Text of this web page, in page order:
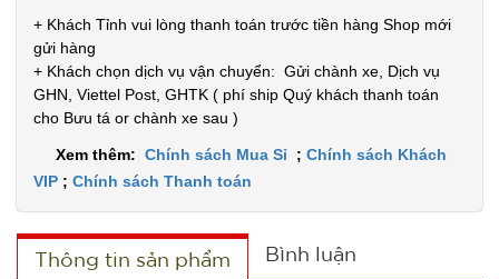
+ Khách Tỉnh vui lòng thanh toán trước tiền hàng Shop mới
gửi hàng
+ Khách chọn dịch vụ vận chuyển: Gửi chành xe, Dịch vụ
GHN, Viettel Post, GHTK ( phí ship Quý khách thanh toán
cho Bưu tá or chành xe sau )
Xem thêm: Chính sách Mua Sỉ ; Chính sách Khách
VIP ; Chính sách Thanh toán
Thông tin sản phẩm Bình luận